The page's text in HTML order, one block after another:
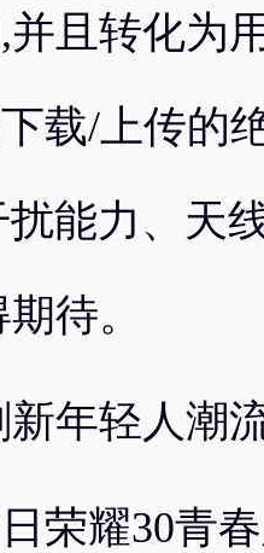
并且转化为
载/上传的
能力、天
待。
年轻人潮
荣耀30青